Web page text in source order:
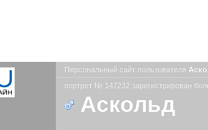
Персональный сайт пользователя
портрет № 147232 зарегистрирован
Аскольд